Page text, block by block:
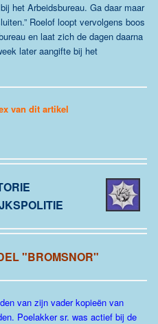
het Arbeidsbureau. Ga daar maar
Roelof loopt vervolgens boos
en laat zich de dagen daarna
later aangifte bij het
van dit artikel
"BROMSNOR"
van zijn vader kopieën van
Poelakker sr. was actief bij de